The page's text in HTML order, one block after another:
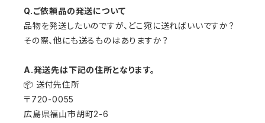
Q.ご依頼品の発送について
品物を発送したいのですが、どこ宛に送ればいいですか？
その際、他にも送るものはありますか？
A.発送先は下記の住所となります。
📦 送付先住所
〒720-0055
広島県福山市胡町2-6